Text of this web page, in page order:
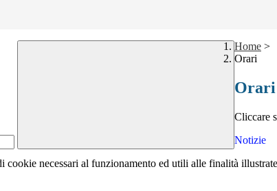
Home >
Orari
Orari
Cliccare
Notizie
necessari al funzionamento ed utili alle finalità